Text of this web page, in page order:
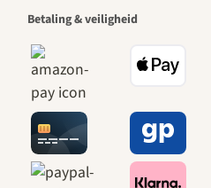
Betaling & veiligheid